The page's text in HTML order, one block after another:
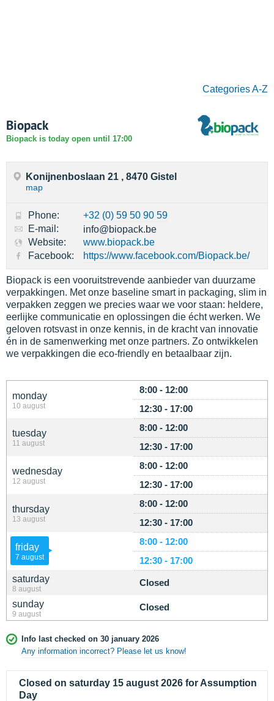
Categories A-Z
Biopack
Biopack is today open until 17:00
monday
10 august
8:00 - 12:00
12:30 - 17:00
tuesday
11 august
8:00 - 12:00
12:30 - 17:00
wednesday
12 august
8:00 - 12:00
12:30 - 17:00
thursday
13 august
8:00 - 12:00
12:30 - 17:00
friday
7 august
8:00 - 12:00
12:30 - 17:00
saturday
8 august
Closed
sunday
9 august
Closed
Info last checked on 30 january 2026
Any information incorrect? Please let us know!
Closed on saturday 15 august 2026 for Assumption
Day
Konijnenboslaan 21 , 8470 Gistel
map
Phone:
+32 (0) 59 50 90 59
E-mail:
info@biopack.be
Website:
www.biopack.be
Facebook:
https://www.facebook.com/Biopack.be/
Biopack is een vooruitstrevende aanbieder van duurzame
verpakkingen. Met onze baseline smart in packaging, slim in
verpakken zeggen we precies waar we voor staan: heldere,
eerlijke communicatie en oplossingen die écht werken. We
geloven rotsvast in onze kennis, in de kracht van innovatie
én in de samenwerking met onze partners. Zo ontwikkelen
we verpakkingen die eco-friendly en betaalbaar zijn.